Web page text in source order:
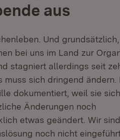
aus
Und
bei uns im Land zur
stagniert allerdings seit
muss sich dringend
dokumentiert, weil sie
Änderungen noch
etwas geändert. Wir
noch nicht